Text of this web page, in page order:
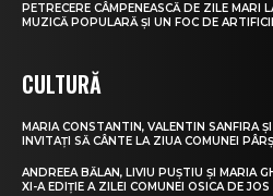
PETRECERE CÂMPENEASCĂ DE ZILE MARI
MUZICĂ POPULARĂ ȘI UN FOC DE
CULTURĂ
MARIA CONSTANTIN, VALENTIN SANFIRA
INVITAȚI SĂ CÂNTE LA ZIUA COMUNEI
ANDREEA BĂLAN, LIVIU PUȘTIU ȘI MARIA
XI-A EDIȚIE A ZILEI COMUNEI OSICA DE JOS